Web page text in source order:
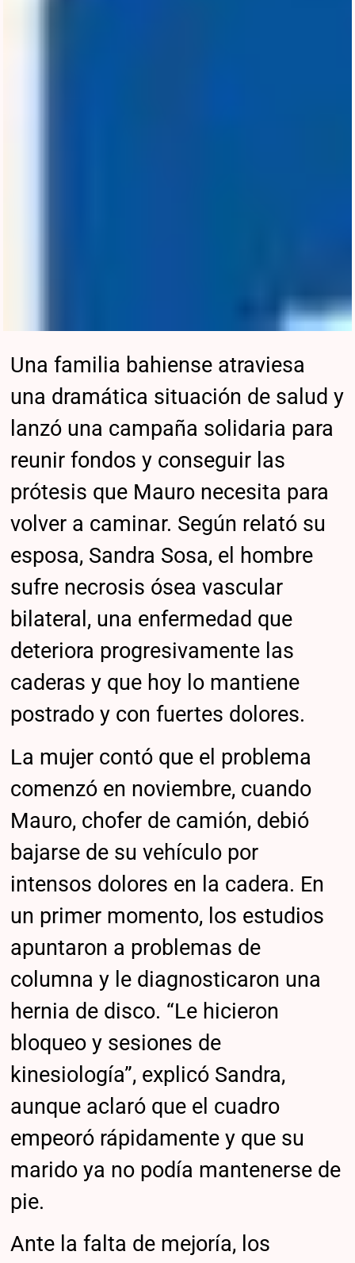
Una familia bahiense atraviesa
una dramática situación de salud y
lanzó una campaña solidaria para
reunir fondos y conseguir las
prótesis que Mauro necesita para
volver a caminar. Según relató su
esposa, Sandra Sosa, el hombre
sufre necrosis ósea vascular
bilateral, una enfermedad que
deteriora progresivamente las
caderas y que hoy lo mantiene
postrado y con fuertes dolores.
La mujer contó que el problema
comenzó en noviembre, cuando
Mauro, chofer de camión, debió
bajarse de su vehículo por
intensos dolores en la cadera. En
un primer momento, los estudios
apuntaron a problemas de
columna y le diagnosticaron una
hernia de disco. “Le hicieron
bloqueo y sesiones de
kinesiología”, explicó Sandra,
aunque aclaró que el cuadro
empeoró rápidamente y que su
marido ya no podía mantenerse de
pie.
Ante la falta de mejoría, los